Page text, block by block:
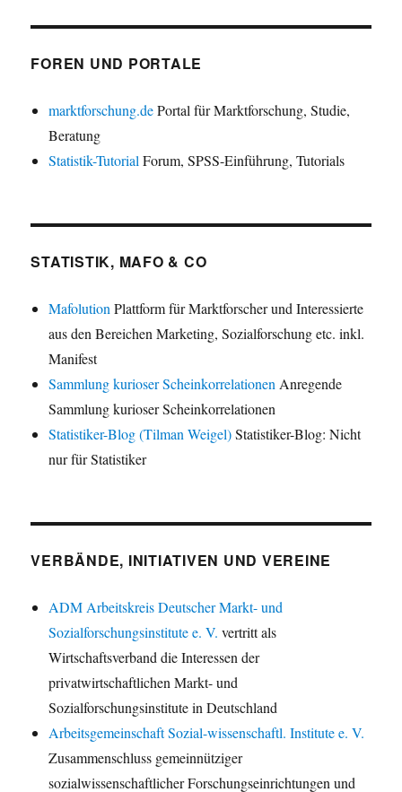
FOREN UND PORTALE
marktforschung.dePortal für Marktforschung, Studie,
Beratung
Statistik-Tutorial Forum, SPSS-Einführung, Tutorials
STATISTIK, MAFO & CO
Mafolution Plattform für Marktforscher und Interessierte
aus den Bereichen Marketing, Sozialforschung etc. inkl.
Manifest
Sammlung kurioser Scheinkorrelationen Anregende
Sammlung kurioser Scheinkorrelationen
Statistiker-Blog (Tilman Weigel)Statistiker-Blog: Nicht
nur für Statistiker
VERBÄNDE, INITIATIVEN UND VEREINE
ADM Arbeitskreis Deutscher Markt- und
Sozialforschungsinstitute e. V. vertritt als
Wirtschaftsverband die Interessen der
privatwirtschaftlichen Markt- und
Sozialforschungsinstitute in Deutschland
Arbeitsgemeinschaft Sozial-wissenschaftl. Institute e. V.
Zusammenschluss gemeinnütziger
sozialwissenschaftlicher Forschungseinrichtungen und